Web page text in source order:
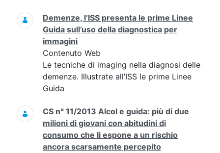
Demenze, l’ISS presenta le prime Linee
Guida sull’uso della diagnostica per
immagini
Contenuto Web
Le tecniche di imaging nella diagnosi delle
demenze. Illustrate all’ISS le prime Linee
Guida
CS n° 11/2013 Alcol e guida: più di due
milioni di giovani con abitudini di
consumo che li espone a un rischio
ancora scarsamente percepito